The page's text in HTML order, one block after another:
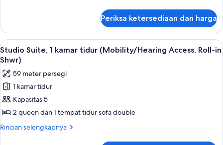
Accessible,
Tub)
Studio
Suite,
1
kamar
(Mobility/Hearing
Accessible,
Tub)
Periksa ketersediaan dan harga
Lihat
semua
foto
untuk
Studio
Suite,
1
kamar
Seprai premium, bantalan ekstra
6
Studio Suite, 1 kamar tidur (Mobility/Hearing Access, Roll-in
Shwr)
59 meter persegi
1 kamar tidur
Kapasitas 5
2 queen dan 1 tempat tidur sofa double
Rincian selengkapnya
Rincian